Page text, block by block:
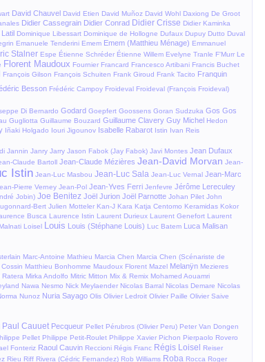
David Chauvel David Etien David Muñoz David Wohl Daxiong De Groot
Didier Cassegrain Didier Conrad Didier Crisse Didier Kaminka
Dominique Libessart Dominique de Hollogne Dufaux Dupuy Dutto Duval
Emanuele Tenderini Emem Emem (Matthieu Ménage) Emmanuel
Stalner Espe Étienne Schréder Étienne Willem Evelyne Tranle F'Murr Le
Florent Maudoux Fournier Francard Francesco Artibani Francis Buchet
François Gilson François Schuiten Frank Giroud Frank Tacito Franquin
Besson Frédéric Campoy Froideval Froideval (François Froideval)
Di Bernardo Godard Goepfert Goossens Goran Sudzuka Gos Gos
Gugliotta Guillaume Bouzard Guillaume Clavery Guy Michel Hedon
Iñaki Holgado Iouri Jigounov Isabelle Rabarot Istin Ivan Reis
Jannin Janry Jarry Jason Fabok (Jay Fabok) Javi Montes Jean Dufaux
Claude Bartoll Jean-Claude Mézières Jean-David Morvan Jean-
Istin Jean-Luc Masbou Jean-Luc Sala Jean-Luc Vernal Jean-Marc
Pierre Verney Jean-Pol Jean-Yves Ferri Jenfevre Jérôme Lereculey
Jobin) Joe Benitez Joël Jurion Joël Parnotte Johan Pilet John
Bert Julien Motteler Kan-J Kara Katja Centomo Keramidas Kokor
Busca Laurence Istin Laurent Durieux Laurent Genefort Laurent
Loisel Louis Louis (Stéphane Louis) Luc Batem Luca Malisan
Marc-Antoine Mathieu Marcia Chen Marcia Chen (Scénariste de
Cossin Matthieu Bonhomme Maudoux Florent Mazel Melanÿn Mezieres
Ratera Mirka Andolfo Mitric Mitton Mix & Remix Mohamed Aouamri
Nawa Nesmo Nick Meylaender Nicolas Barral Nicolas Demare Nicolas
Nunoz Nuria Sayago Olis Olivier Ledroit Olivier Paille Olivier Saive
Paul Cauuet Pecqueur Pellet Pérubros (Olivier Peru) Peter Van Dongen
Pellet Philippe Petit-Roulet Philippe Xavier Pichon Pierpaolo Rovero
Fonteriz Raoul Cauvin Reccioni Régis Franc Régis Loisel
Reiser
Rieu Riff Rivera (Cédric Fernandez) Rob Williams Roba Rocca Roger